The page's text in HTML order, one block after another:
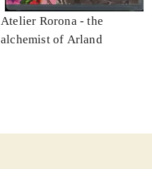
Atelier Rorona - the
alchemist of Arland